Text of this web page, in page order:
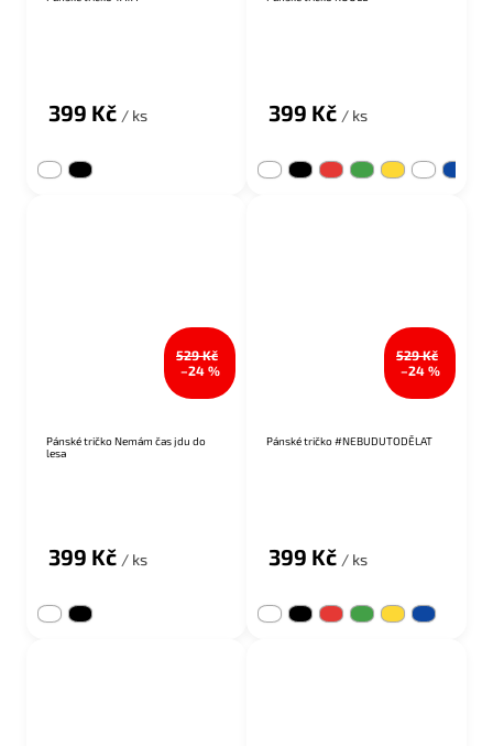
399 Kč / ks 399 Kč / ks
529 Kč
–24 %
Pánské tričko Nemám čas jdu do
lesa
399 Kč / ks
529 Kč
–24 %
Pánské tričko #NEBUDUTODĚLAT
399 Kč / ks